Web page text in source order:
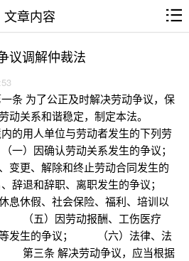
文章内容
议调解仲裁法
了公正及时解决劳动争议，保
劳动关系和谐稳定，制定本法。
的用人单位与劳动者发生的下列劳
）因确认劳动关系发生的争议；
更、解除和终止劳动合同发生的
退和辞职、离职发生的争议；
休假、社会保险、福利、培训以
（五）因劳动报酬、工伤医疗
等发生的争议； （六）法律、法
第三条 解决劳动争议，应当根据